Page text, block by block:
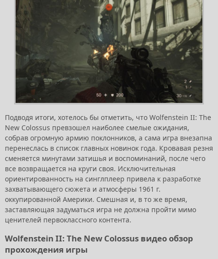
Подводя итоги, хотелось бы отметить, что Wolfenstein II: The
New Colossus превзошел наиболее смелые ожидания,
собрав огромную армию поклонников, а сама игра внезапна
перенеслась в список главных новинок года. Кровавая резня
сменяется минутами затишья и воспоминаний, после чего
все возвращается на круги своя. Исключительная
ориентированность на синглплеер привела к разработке
захватывающего сюжета и атмосферы 1961 г.
оккупированной Америки. Смешная и, в то же время,
заставляющая задуматься игра не должна пройти мимо
ценителей первоклассного контента.
Wolfenstein II: The New Colossus видео обзор
прохождения игры